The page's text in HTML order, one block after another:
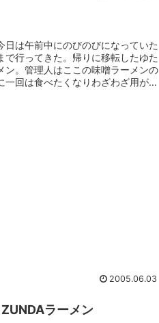
日は午前中にのびのびになっていた
で行ってきた。帰りに移転したゆた
ン。管理人はここの味噌ラーメンの
一回は食べたくなりわざわざ用が無
2005.06.03
ラーメン